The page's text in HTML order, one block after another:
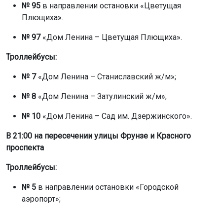
№ 95 в направлении остановки «Цветущая
Плющиха».
№ 97«Дом Ленина – Цветущая Плющиха».
Троллейбусы:
№ 7 «Дом Ленина – Станиславский ж/м»;
№ 8 «Дом Ленина – Затулинский ж/м»;
№ 10 «Дом Ленина – Сад им. Дзержинского».
В 21:00 на пересечении улицы Фрунзе и Красного
проспекта
Троллейбусы:
№ 5 в направлении остановки «Городской
аэропорт»;